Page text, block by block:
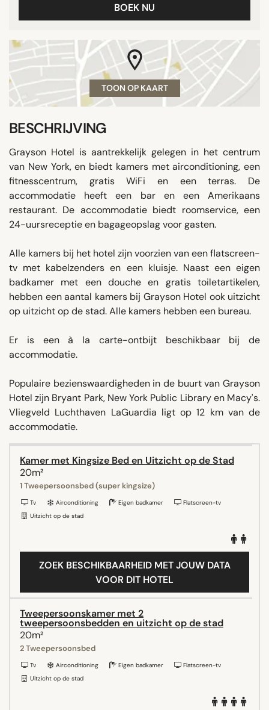
BOEK NU
TOON OP KAART
BESCHRIJVING
Grayson Hotel is aantrekkelijk gelegen in het centrum
van New York, en biedt kamers met airconditioning, een
fitnesscentrum, gratis WiFi en een terras. De
accommodatie heeft een bar en een Amerikaans
restaurant. De accommodatie biedt roomservice, een
24-uursreceptie en bagageopslag voor gasten.
Alle kamers bij het hotel zijn voorzien van een flatscreen-
tv met kabelzenders en een kluisje. Naast een eigen
badkamer met een douche en gratis toiletartikelen,
hebben een aantal kamers bij Grayson Hotel ook uitzicht
op uitzicht op de stad. Alle kamers hebben een bureau.
Er is een à la carte-ontbijt beschikbaar bij de
accommodatie.
Populaire bezienswaardigheden in de buurt van Grayson
Hotel zijn Bryant Park, New York Public Library en Macy's.
Vliegveld Luchthaven LaGuardia ligt op 12 km van de
accommodatie.
Kamer met Kingsize Bed en Uitzicht op de Stad
20m²
1 Tweepersoonsbed (super kingsize)
Tv Airconditioning Eigen badkamer
Flatscreen-tv
Uitzicht op de stad
ZOEK BESCHIKBAARHEID MET JOUW DATA
VOOR DIT HOTEL
Tweepersoonskamer met 2
tweepersoonsbedden en uitzicht op de stad
20m²
2 Tweepersoonsbed
Tv Airconditioning Eigen badkamer
Flatscreen-tv
Uitzicht op de stad